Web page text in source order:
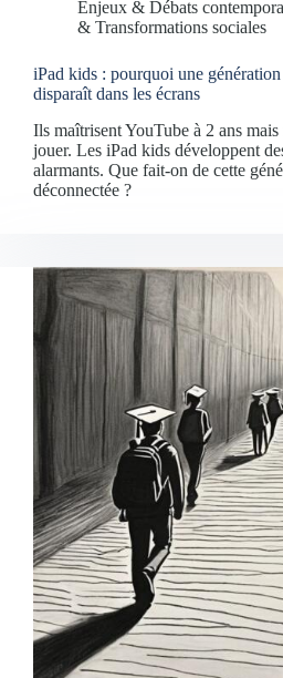
Enjeux & Débats
& Transformations sociales
iPad kids : pourquoi une génération
disparaît dans les écrans
Ils maîtrisent YouTube à 2 ans
jouer. Les iPad kids développent
alarmants. Que fait-on de cette
déconnectée ?